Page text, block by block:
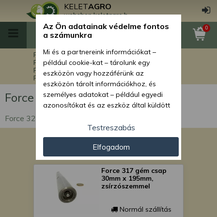
KELETAGRO
webshop.keletagro.hu
0
Főoldal
Force alkatrészek
Force markolók alkatrészei
Force 326 markoló alkatrészek
Force 326 egyéb alkatrészek
Force 326 egyéb alkatrészek
Force 326 egyéb alkatrészek
Force 317 gém csap
30mm x 195mm,
zsírzószemmel
Normál szállítás
Az Ön adatainak védelme fontos
a számunkra
Mi és a partnereink információkat –
például cookie-kat – tárolunk egy
eszközön vagy hozzáférünk az
eszközön tárolt információkhoz, és
személyes adatokat – például egyedi
azonosítókat és az eszköz által küldött
személyre szabott hirdetések és
tartalom nyújtásához, hirdetés- és
tartalomméréshez, nézettségi adatok
gyűjtéséhez, valamint termékek
kifejlesztéséhez és a termékek
javításához. Az Ön engedélyével mi és a
partnereink eszközleolvasásos
módszerrel szerzett pontos geolokációs
adatokat és azonosítási információkat
Testreszabás
Elfogadom